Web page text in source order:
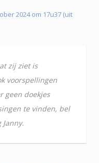
2024 om 17u37 (uit
zij ziet is
voorspellingen
geen doekjes
te vinden, bel